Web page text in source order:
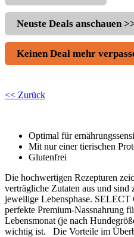
Neuste Deals anschauen
Keinen Deal mehr
<< Zurück
Optimal für
Mit nur einer tierischen
Glutenfrei
Die hochwertigen Rezepturen
verträgliche Zutaten aus und sind
jeweilige Lebensphase.
perfekte Premium-Nassnahrung
Lebensmonat (je nach
wichtig ist. Die Vorteile im